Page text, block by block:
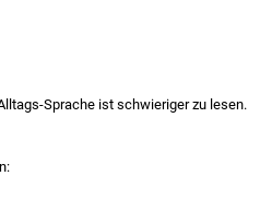
Sprache ist schwieriger zu lesen.